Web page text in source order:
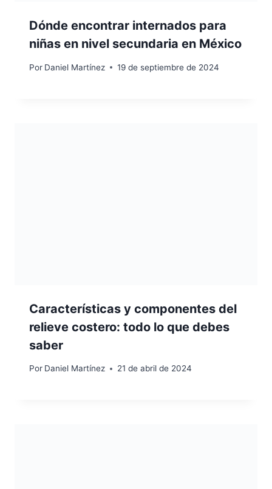
Dónde encontrar internados para
niñas en nivel secundaria en México
Por Daniel Martínez 19 de septiembre de 2024
Características y componentes del
relieve costero: todo lo que debes
saber
Por Daniel Martínez 21 de abril de 2024